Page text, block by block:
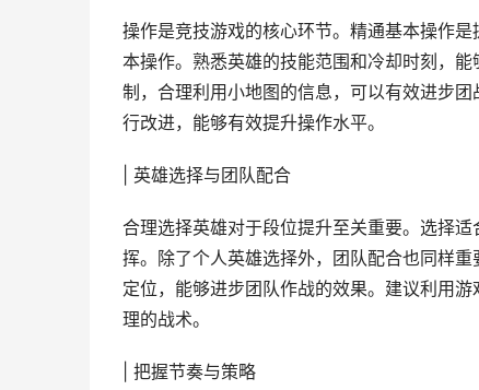
操作是竞技游戏的核心环节。精通基本操作
本操作。熟悉英雄的技能范围和冷却时刻，
制，合理利用小地图的信息，可以有效进步
行改进，能够有效提升操作水平。
| 英雄选择与团队配合
合理选择英雄对于段位提升至关重要。选择
挥。除了个人英雄选择外，团队配合也同样
定位，能够进步团队作战的效果。建议利用
理的战术。
| 把握节奏与策略